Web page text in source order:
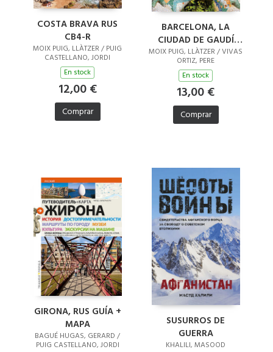
COSTA BRAVA RUS
CB4-R
MOIX PUIG, LLÀTZER / PUIG
CASTELLANO, JORDI
En stock
12,00 €
Comprar
BARCELONA, LA
CIUDAD DE GAUDÍ
(RUSO)
MOIX PUIG, LLÀTZER / VIVAS
ORTIZ, PERE
En stock
13,00 €
Comprar
GIRONA, RUS GUÍA +
MAPA
BAGUÉ HUGAS, GERARD /
PUIG CASTELLANO, JORDI
SUSURROS DE
GUERRA
KHALILI, MASOOD